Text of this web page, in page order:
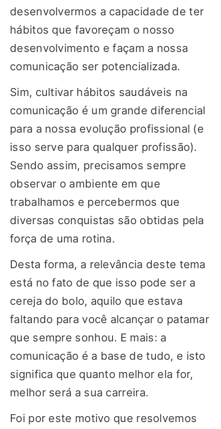
desenvolvermos a capacidade de ter
hábitos que favoreçam o nosso
desenvolvimento e façam a nossa
comunicação ser potencializada.
Sim, cultivar hábitos saudáveis na
comunicação é um grande diferencial
para a nossa evolução profissional (e
isso serve para qualquer profissão).
Sendo assim, precisamos sempre
observar o ambiente em que
trabalhamos e percebermos que
diversas conquistas são obtidas pela
força de uma rotina.
Desta forma, a relevância deste tema
está no fato de que isso pode ser a
cereja do bolo, aquilo que estava
faltando para você alcançar o patamar
que sempre sonhou. E mais: a
comunicação é a base de tudo, e isto
significa que quanto melhor ela for,
melhor será a sua carreira.
Foi por este motivo que resolvemos